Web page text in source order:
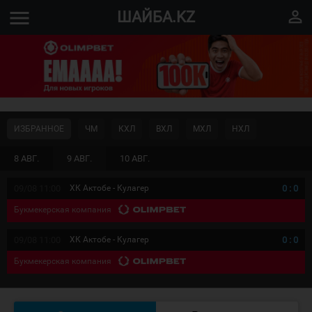
menu ШАЙБА.KZ perm_identity
8 АВГ. 9 АВГ. 10 АВГ.
ИЗБРАННОЕ ЧМ КХЛ ВХЛ МХЛ НХЛ
ХК Актобе - Кулагер 0 : 0
Букмекерская компания
ХК Актобе - Кулагер 0 : 0
Букмекерская компания